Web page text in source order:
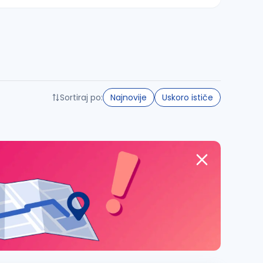
Sortiraj po: Najnovije Uskoro ističe